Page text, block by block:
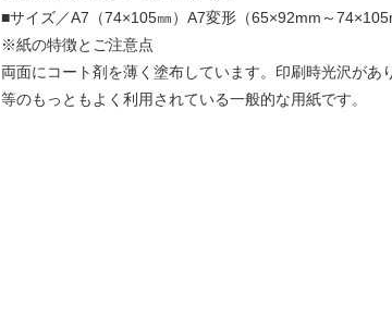
■サイズ／A7（74×105㎜）A7変形（65×92mm～
※紙の特徴とご注意点
両面にコート剤を薄く塗布しています。印刷時光沢が
等のもっともよく利用されている一般的な用紙です。